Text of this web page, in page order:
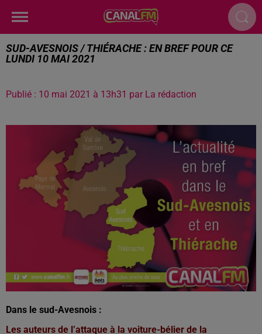
SUD-AVESNOIS / THIÉRACHE : EN BREF POUR CE
LUNDI 10 MAI 2021
Publié : 10 mai 2021 à 13h31 par La rédaction
Dans le sud-Avesnois :
Les auteurs de l’attaque à la voiture-bélier de la